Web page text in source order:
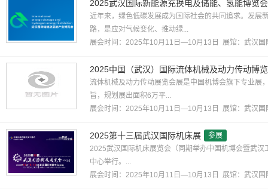
2025武汉国际新能源充换电及储能、氢能博览会
近年来，绿色低碳发展成为国际社会的共同追求。发展
路，是应对气候变化、推动绿...
展会时间：2025年10月11日—10月13日 展馆： 武汉国
2025中国（武汉）国际流体机械及动力传动博
流体机械及动力传动展览会展是中国机博会旗下专业展
旨，规划展出面积6万平...
展会时间：2025年10月11日—10月13日 展馆： 武汉国
2025第十三届武汉国际机床展
参展
2025武汉国际机床展览会（同期举办中国机博会暨武
中心举行。...
展会时间：2025年10月11日—10月13日 展馆： 武汉国